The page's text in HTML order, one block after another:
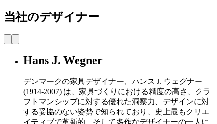
当社のデザイナー
Hans J. Wegner
デンマークの家具デザイナー、ハンス J. ウェグナー
(1914-2007) は、家具づくりにおける精度の高さ、クラ
フトマンシップに対する優れた洞察力、デザインに対
する妥協のない姿勢で知られており、史上最もクリエ
イティブで革新的、そして多作なデザイナーの一人に